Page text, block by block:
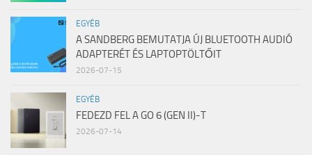
EGYÉB
A SANDBERG BEMUTATJA ÚJ BLUETOOTH AUDIÓ
ADAPTERÉT ÉS LAPTOPTÖLTŐIT
2026-07-15
EGYÉB
FEDEZD FEL A GO 6 (GEN II)-T
2026-07-14